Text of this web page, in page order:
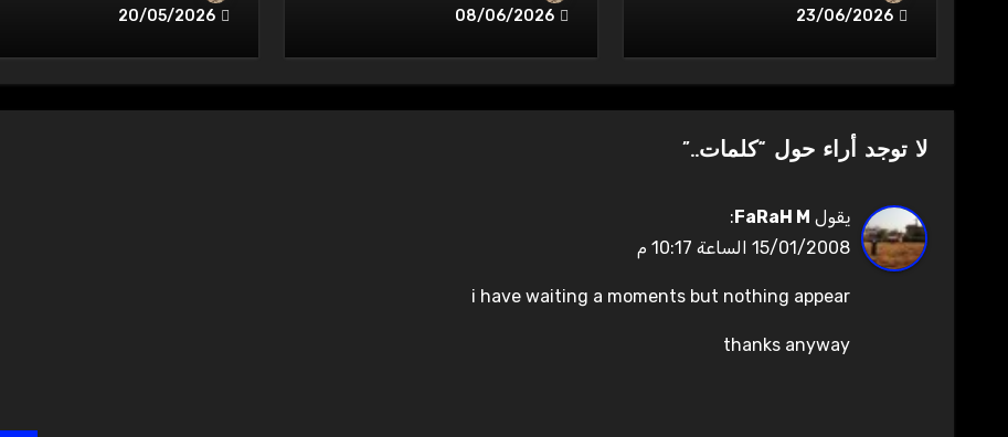
23/06/2026
08/06/2026
20/05/2026
لا توجد أراء حول “كلمات..”
يقول FaRaH M
:
15/01/2008 الساعة 10:17 م
i have waiting a moments but nothing appear
thanks anyway